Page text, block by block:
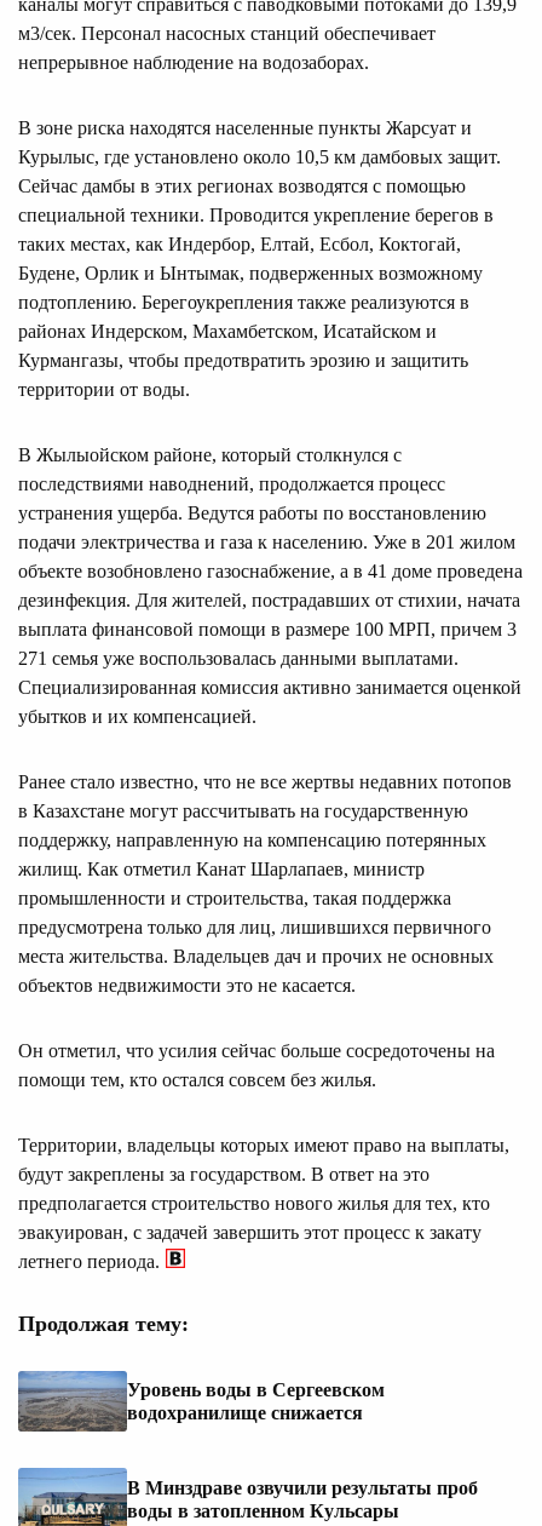
м3/сек. Персонал насосных станций обеспечивает
непрерывное наблюдение на водозаборах.
В зоне риска находятся населенные пункты Жарсуат и
Курылыс, где установлено около 10,5 км дамбовых защит.
Сейчас дамбы в этих регионах возводятся с помощью
специальной техники. Проводится укрепление берегов в
таких местах, как Индербор, Елтай, Есбол, Коктогай,
Будене, Орлик и Ынтымак, подверженных возможному
подтоплению. Берегоукрепления также реализуются в
районах Индерском, Махамбетском, Исатайском и
Курмангазы, чтобы предотвратить эрозию и защитить
территории от воды.
В Жылыойском районе, который столкнулся с
последствиями наводнений, продолжается процесс
устранения ущерба. Ведутся работы по восстановлению
подачи электричества и газа к населению. Уже в 201 жилом
объекте возобновлено газоснабжение, а в 41 доме проведена
дезинфекция. Для жителей, пострадавших от стихии, начата
выплата финансовой помощи в размере 100 МРП, причем 3
271 семья уже воспользовалась данными выплатами.
Специализированная комиссия активно занимается оценкой
убытков и их компенсацией.
Ранее стало известно, что не все жертвы недавних потопов
в Казахстане могут рассчитывать на государственную
поддержку, направленную на компенсацию потерянных
жилищ. Как отметил Канат Шарлапаев, министр
промышленности и строительства, такая поддержка
предусмотрена только для лиц, лишившихся первичного
места жительства. Владельцев дач и прочих не основных
объектов недвижимости это не касается.
Он отметил, что усилия сейчас больше сосредоточены на
помощи тем, кто остался совсем без жилья.
Территории, владельцы которых имеют право на выплаты,
будут закреплены за государством. В ответ на это
предполагается строительство нового жилья для тех, кто
эвакуирован, с задачей завершить этот процесс к закату
летнего периода.
Продолжая тему:
Уровень воды в Сергеевском
водохранилище снижается
В Минздраве озвучили результаты проб
воды в затопленном Кульсары